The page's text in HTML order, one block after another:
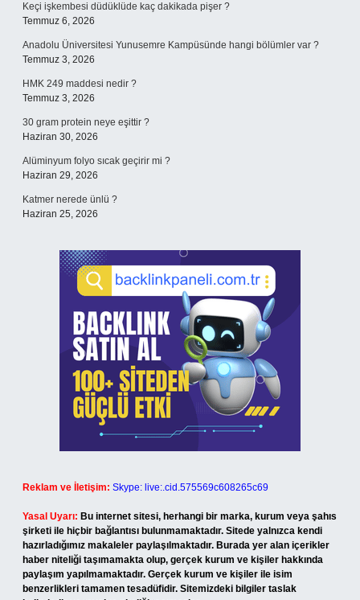
Keçi işkembesi düdüklüde kaç dakikada pişer ?
Temmuz 6, 2026
Anadolu Üniversitesi Yunusemre Kampüsünde hangi bölümler var ?
Temmuz 3, 2026
HMK 249 maddesi nedir ?
Temmuz 3, 2026
30 gram protein neye eşittir ?
Haziran 30, 2026
Alüminyum folyo sıcak geçirir mi ?
Haziran 29, 2026
Katmer nerede ünlü ?
Haziran 25, 2026
Reklam ve İletişim: Skype: live:.cid.575569c608265c69
Yasal Uyarı: Bu internet sitesi, herhangi bir marka, kurum veya şahıs
şirketi ile hiçbir bağlantısı bulunmamaktadır. Sitede yalnızca kendi
hazırladığımız makaleler paylaşılmaktadır. Burada yer alan içerikler
haber niteliği taşımamakta olup, gerçek kurum ve kişiler hakkında
paylaşım yapılmamaktadır. Gerçek kurum ve kişiler ile isim
benzerlikleri tamamen tesadüfidir. Sitemizdeki bilgiler taslak